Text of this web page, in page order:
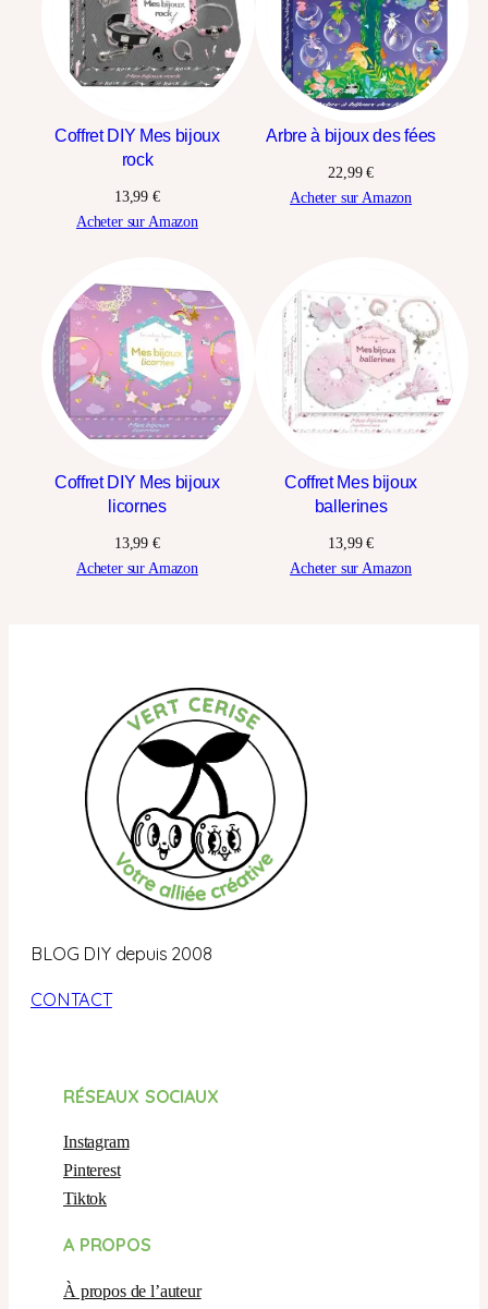
Coffret DIY Mes bijoux
rock
13,99 €
Acheter sur Amazon
Arbre à bijoux des fées
22,99€
Acheter sur Amazon
Coffret DIY Mes bijoux
licornes
13,99 €
Acheter sur Amazon
Coffret Mes bijoux
ballerines
13,99€
Acheter sur Amazon
BLOG DIY depuis 2008
CONTACT
RÉSEAUX SOCIAUX
Instagram
Pinterest
Tiktok
A PROPOS
À propos de l’auteur